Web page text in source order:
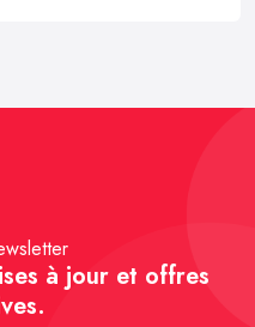
à jour et offres